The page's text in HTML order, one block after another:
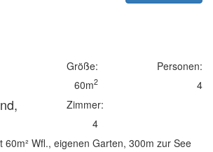
Größe:
60m2
Zimmer:
4
Personen:
4
60m² Wfl., eigenen Garten, 300m zur See